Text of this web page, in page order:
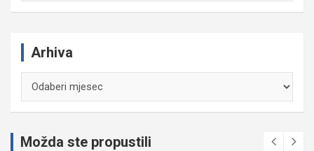
Arhiva
Možda ste propustili